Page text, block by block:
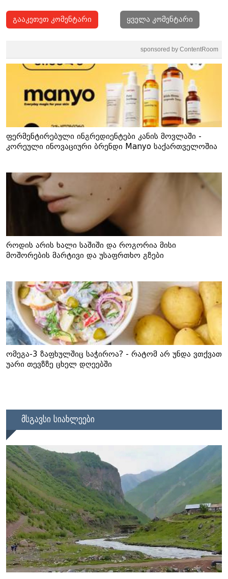
გააკეთეთ კომენტარი ყველა კომენტარი
sponsored by ContentRoom
ფერმენტირებული ინგრედიენტები კანის მოვლაში -
კორეული ინოვაციური ბრენდი Manyo საქართველოშია
როდის არის ხალი საშიში და როგორია მისი
მოშორების მარტივი და უსაფრთხო გზები
ომეგა-3 ზაფხულშიც საჭიროა? - რატომ არ უნდა ვთქვათ
უარი თევზზე ცხელ დღეებში
მსგავსი სიახლეები